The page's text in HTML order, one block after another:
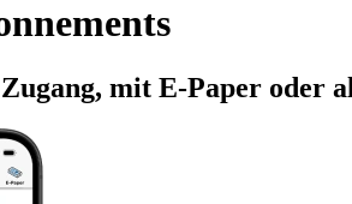
mit E-Paper oder